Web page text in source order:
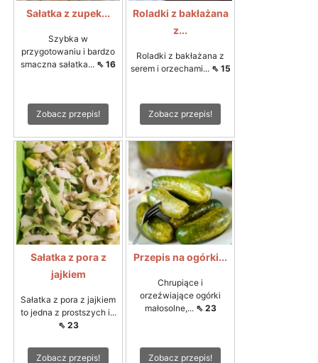
Sałatka z zupek...
Szybka w
przygotowaniu i bardzo
smaczna sałatka... ⇖ 16
Zobacz przepis!
Roladki z bakłażana
z...
Roladki z bakłażana z
serem i orzechami... ⇖ 15
Zobacz przepis!
Sałatka z pora z
jajkiem
Sałatka z pora z jajkiem
to jedna z prostszych i...
⇖ 23
Zobacz przepis!
Przepis na ogórki...
Chrupiące i
orzeźwiające ogórki
małosolne,... ⇖ 23
Zobacz przepis!